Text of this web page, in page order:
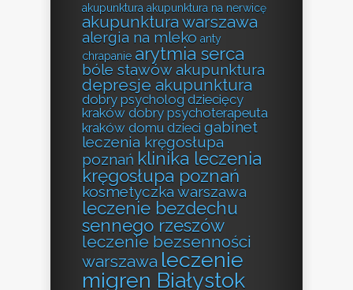
akupunktura akupunktura na nerwicę
akupunktura warszawa
alergia na mleko anty
chrapanie arytmia serca
bóle stawów akupunktura
depresje akupunktura
dobry psycholog dziecięcy
kraków dobry psychoterapeuta
kraków domu dzieci gabinet
leczenia kręgosłupa
poznań klinika leczenia
kręgosłupa poznań
kosmetyczka warszawa
leczenie bezdechu
sennego rzeszów
leczenie bezsenności
warszawa leczenie
migren Białystok